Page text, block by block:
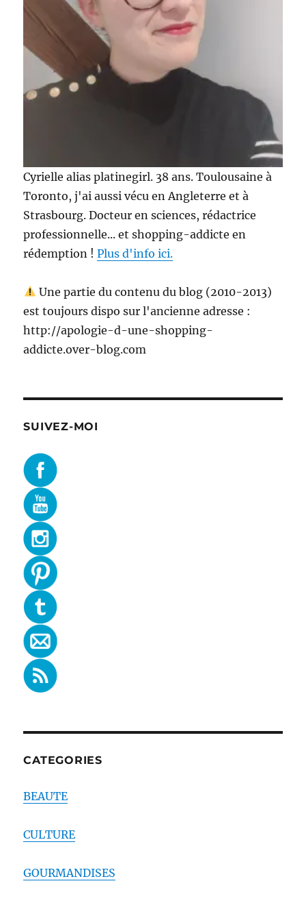
Cyrielle alias platinegirl. 38 ans. Toulousaine à
Toronto, j'ai aussi vécu en Angleterre et à
Strasbourg. Docteur en sciences, rédactrice
professionnelle... et shopping-addicte en
rédemption !Plus d'info ici.
Une partie du contenu du blog (2010-2013)
est toujours dispo sur l'ancienne adresse :
http://apologie-d-une-shopping-
addicte.over-blog.com
SUIVEZ-MOI
CATEGORIES
BEAUTE
CULTURE
GOURMANDISES